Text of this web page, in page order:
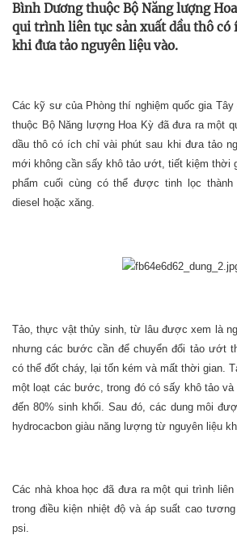
Bình Dương thuộc Bộ Năng lượng
qui trình liên tục sản xuất dầu thô có
khi đưa tảo nguyên liệu vào.
Các kỹ sư của Phòng thí nghiệm quốc gia
thuộc Bộ Năng lượng Hoa Kỳ đã đưa ra một
dầu thô có ích chỉ vài phút sau khi đưa tảo
mới không cần sấy khô tảo ướt, tiết kiệm thời
phẩm cuối cùng có thể được tinh lọc thành
diesel hoặc xăng.
Tảo, thực vật thủy sinh, từ lâu được xem là
nhưng các bước cần để chuyển đổi tảo ướt
có thể đốt cháy, lại tốn kém và mất thời gian.
một loạt các bước, trong đó có sấy khô tảo
đến 80% sinh khối. Sau đó, các dung môi
hydrocacbon giàu năng lượng từ nguyên liệu
Các nhà khoa học đã đưa ra một qui trình
trong điều kiện nhiệt độ và áp suất cao
psi.